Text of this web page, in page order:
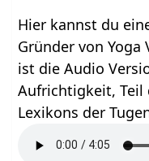
Hier kannst du
Gründer von Yoga
ist die Audio
Aufrichtigkeit, Teil
Lexikons der